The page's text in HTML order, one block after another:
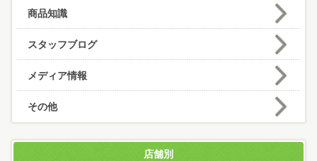
商品知識
スタッフブログ
メディア情報
その他
店舗別